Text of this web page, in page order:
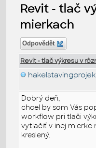
Revit - tlač
mierkach
Odpovědět
Revit - tlač výkresu v
Dobrý deň,
chcel by som Vás
workflow pri tlači
vytlačiť v inej mierke
kreslený.